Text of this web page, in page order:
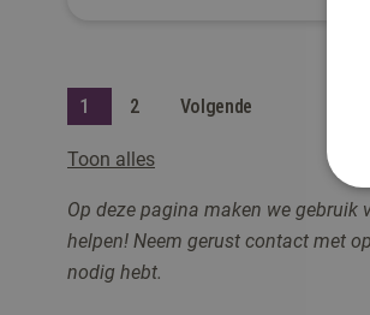
1 2 Volgende
Toon alles
Op deze pagina maken we gebruik
helpen! Neem gerust contact met
nodig hebt.